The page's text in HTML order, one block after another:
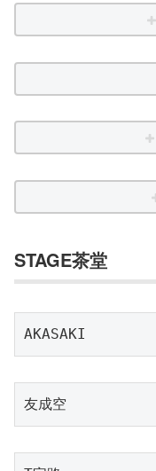
STAGE茶堂
AKASAKI
友成空